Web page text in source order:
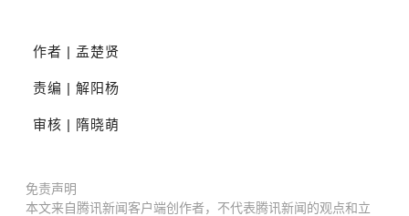
作者 | 孟楚贤
责编 | 解阳杨
审核 | 隋晓萌
免责声明
本文来自腾讯新闻客户端创作者，不代表腾讯新闻的观点和立